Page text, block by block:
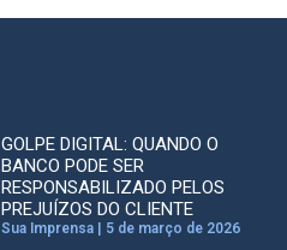
GOLPE DIGITAL: QUANDO O
BANCO PODE SER
RESPONSABILIZADO PELOS
PREJUÍZOS DO CLIENTE
Sua Imprensa 5 de março de 2026